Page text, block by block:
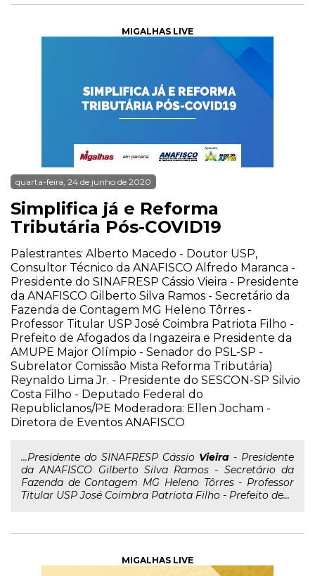
MIGALHAS LIVE
quarta-feira, 24 de junho de 2020
Simplifica já e Reforma
Tributária Pós-COVID19
Palestrantes: Alberto Macedo - Doutor USP,
Consultor Técnico da ANAFISCO Alfredo Maranca -
Presidente do SINAFRESP Cássio Vieira - Presidente
da ANAFISCO Gilberto Silva Ramos - Secretário da
Fazenda de Contagem MG Heleno Tôrres -
Professor Titular USP José Coimbra Patriota Filho -
Prefeito de Afogados da Ingazeira e Presidente da
AMUPE Major Olímpio - Senador do PSL-SP -
Subrelator Comissão Mista Reforma Tributária)
Reynaldo Lima Jr. - Presidente do SESCON-SP Silvio
Costa Filho - Deputado Federal do
Republiclanos/PE Moderadora: Ellen Jocham -
Diretora de Eventos ANAFISCO
...Presidente do SINAFRESP Cássio Vieira - Presidente
da ANAFISCO Gilberto Silva Ramos - Secretário da
Fazenda de Contagem MG Heleno Tôrres - Professor
Titular USP José Coimbra Patriota Filho - Prefeito de...
MIGALHAS LIVE